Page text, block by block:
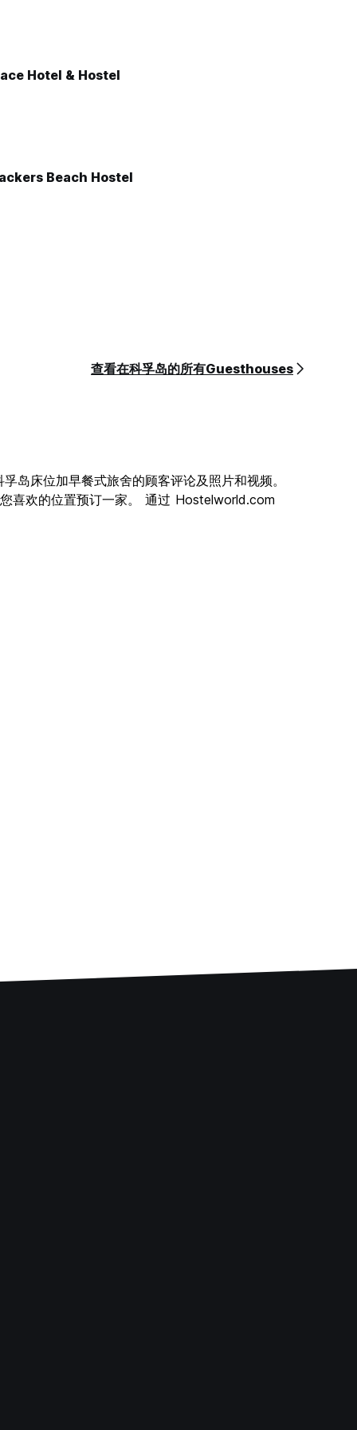
Hotel & Hostel
Beach Hostel
查看在科孚岛的所有Guesthouses
岛床位加早餐式旅舍的顾客评论及照片和视频。
喜欢的位置预订一家。 通过 Hostelworld.com